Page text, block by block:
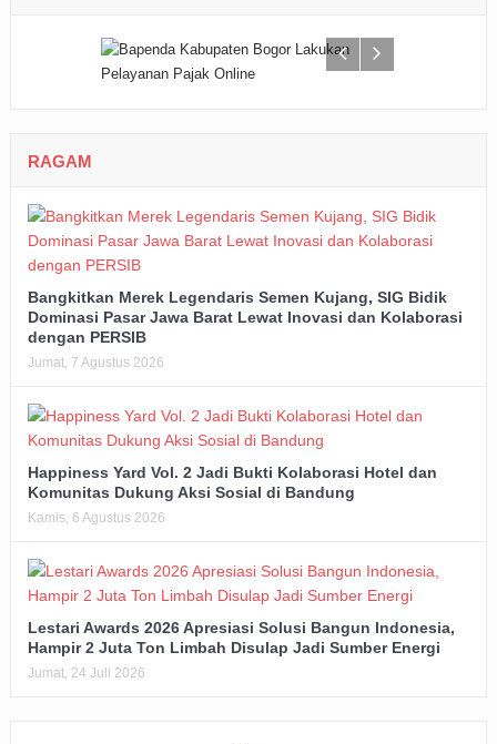
RAGAM
Bangkitkan Merek Legendaris Semen Kujang, SIG Bidik
Dominasi Pasar Jawa Barat Lewat Inovasi dan Kolaborasi
dengan PERSIB
Jumat, 7 Agustus 2026
Happiness Yard Vol. 2 Jadi Bukti Kolaborasi Hotel dan
Komunitas Dukung Aksi Sosial di Bandung
Kamis, 6 Agustus 2026
Lestari Awards 2026 Apresiasi Solusi Bangun Indonesia,
Hampir 2 Juta Ton Limbah Disulap Jadi Sumber Energi
Jumat, 24 Juli 2026